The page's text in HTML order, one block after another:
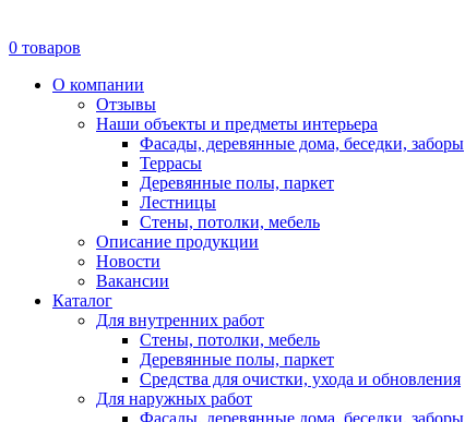
0 товаров
О компании
Отзывы
Наши объекты и предметы интерьера
Фасады, деревянные дома, беседки, заборы
Террасы
Деревянные полы, паркет
Лестницы
Стены, потолки, мебель
Описание продукции
Новости
Вакансии
Каталог
Для внутренних работ
Стены, потолки, мебель
Деревянные полы, паркет
Средства для очистки, ухода и обновления
Для наружных работ
Фасады, деревянные дома, беседки, заборы